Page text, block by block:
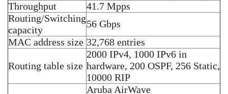
Throughput
41.7 Mpps
Routing/Switching
capacity
56 Gbps
MAC address size 32,768 entries
Routing table size
2000 IPv4, 1000 IPv6 in
hardware, 200 OSPF, 256 Static,
10000 RIP
Aruba AirWave